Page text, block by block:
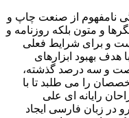
نامفهوم از صنعت چاپ و
و متون بلکه روزنامه و
و برای شرایط فعلی
هدف بهبود ابزارهای
و سه درصد گذشته،
را می طلبد تا با
رایانه ای علی
در زبان فارسی ایجاد